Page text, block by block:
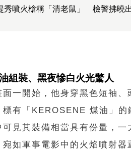
秀噴火槍稱「清老鼠」 檢警拂曉
組裝、黑夜慘白火光驚人
一開始，他身穿黑色短袖、
有「KEROSENE 煤油」的
見其裝備相當具有份量，一
如軍事電影中的火焰噴射器